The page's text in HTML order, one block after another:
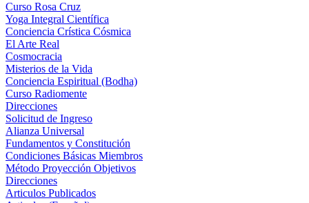
Curso Rosa Cruz
Yoga Integral Científica
Conciencia Crística Cósmica
El Arte Real
Cosmocracia
Misterios de la Vida
Conciencia Espiritual (Bodha)
Curso Radiomente
Direcciones
Solicitud de Ingreso
Alianza Universal
Fundamentos y Constitución
Condiciones Básicas Miembros
Método Proyección Objetivos
Direcciones
Articulos Publicados